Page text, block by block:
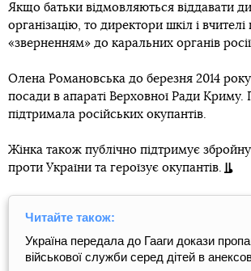
Якщо батьки відмовляються віддавати
організацію, то директори шкіл і
«зверненням» до каральних органів
Олена Романовська до березня 2014 року
посади в апараті Верховної Ради Криму.
підтримала російських окупантів.
Жінка також публічно підтримує
проти України та героїзує окупантів.
Читайте також:
Україна передала до Гааги докази
військової служби серед дітей в